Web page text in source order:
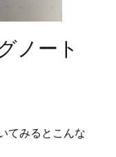
ノート
てみるとこんな